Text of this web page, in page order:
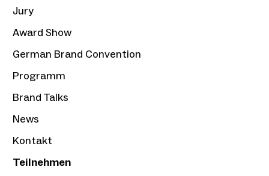
Jury
Award Show
German Brand Convention
Programm
Brand Talks
News
Kontakt
Teilnehmen